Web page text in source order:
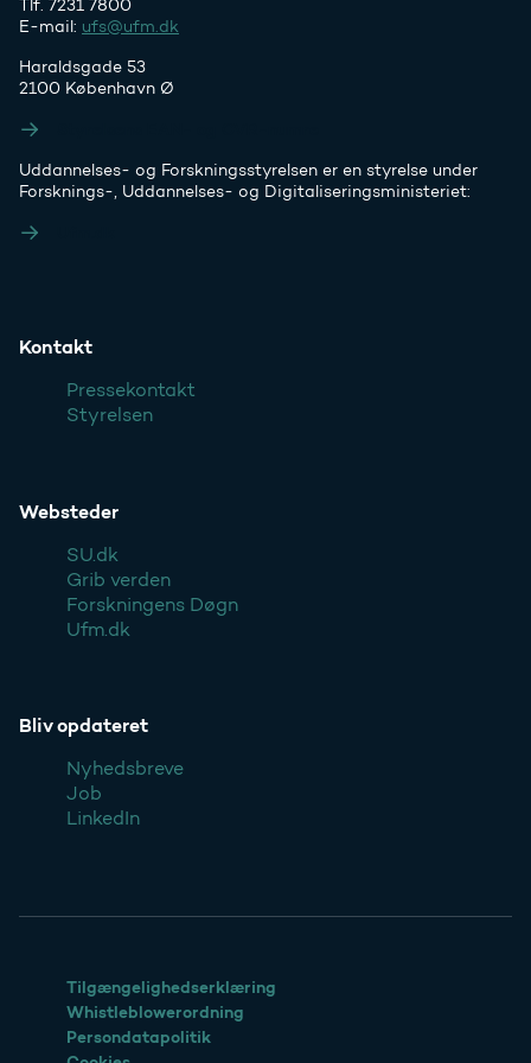
Tlf. 7231 7800
E-mail: ufs@ufm.dk
Haraldsgade 53
2100 København Ø
Uddannelses- og Forskningsstyrelsen er en styrelse under
Forsknings-, Uddannelses- og Digitaliseringsministeriet:
Kontakt
Pressekontakt
Styrelsen
Websteder
SU.dk
Grib verden
Forskningens Døgn
Ufm.dk
Bliv opdateret
Nyhedsbreve
Job
LinkedIn
Tilgængelighedserklæring
Whistleblowerordning
Persondatapolitik